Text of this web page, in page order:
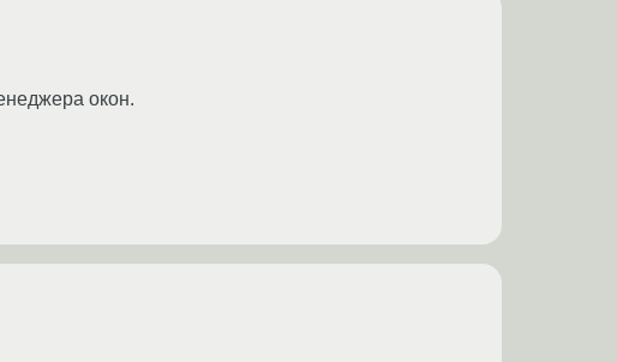
окон.